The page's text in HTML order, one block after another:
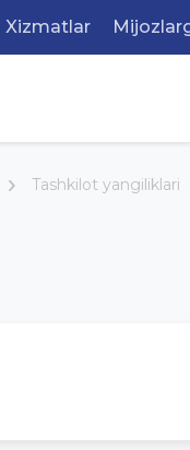
Xizmatlar
Tashkilot yangiliklari